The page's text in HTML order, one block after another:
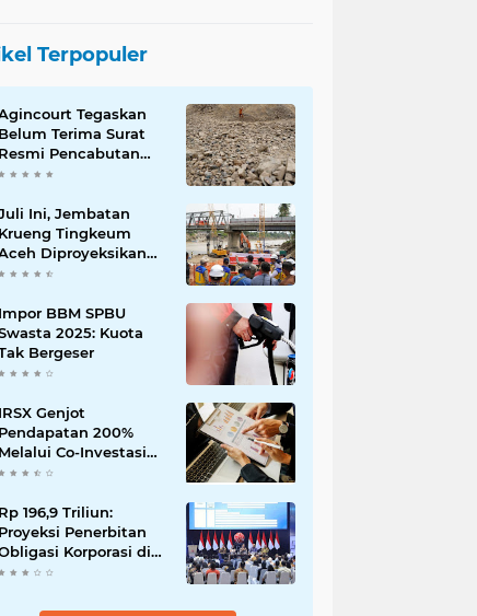
Terpopuler
Tegaskan
Belum Terima Surat
Resmi Pencabutan
Tambang Emas
Ini, Jembatan
Krueng Tingkeum
Diproyeksikan
Impor BBM SPBU
2025: Kuota
Bergeser
IRSX Genjot
Pendapatan 200%
Melalui Co-Investasi
Film Layar Lebar
Rp 196,9 Triliun:
Proyeksi Penerbitan
Korporasi di
2026